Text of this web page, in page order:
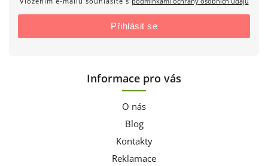
Přihlásit se
Informace pro vás
O nás
Blog
Kontakty
Reklamace